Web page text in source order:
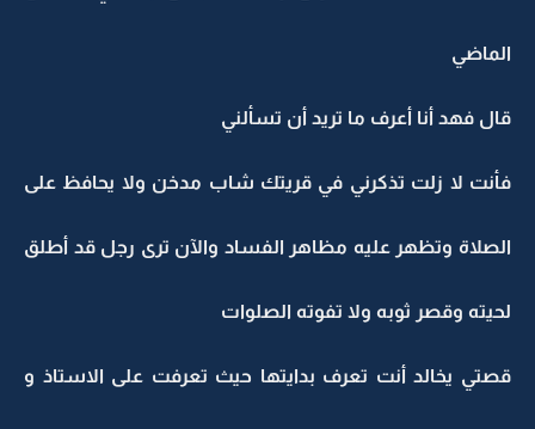
الماضي
قال فهد أنا أعرف ما تريد أن تسألني
فأنت لا زلت تذكرني في قريتك شاب مدخن ولا يحافظ على
الصلاة وتظهر عليه مظاهر الفساد والآن ترى رجل قد أطلق
لحيته وقصر ثوبه ولا تفوته الصلوات
قصتي يخالد أنت تعرف بدايتها حيث تعرفت على الاستاذ و